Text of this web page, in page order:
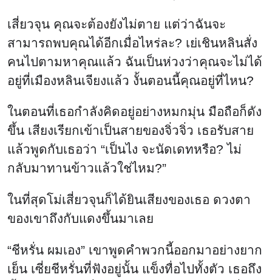
เสี่ยวจุน คุณจะต้องยังไม่ตาย แต่ว่าฉันจะ
สามารถพบคุณได้อีกเมื่อไหร่ละ? เย่เชินหลินสั่ง
คนไปตามหาคุณแล้ว ฉันเป็นห่วงว่าคุณจะไม่ได้
อยู่ที่เมืองหลินเจียงแล้ว งั้นตอนนี้คุณอยู่ที่ไหน?
ในตอนที่เธอกำลังคิดอยู่อย่างหมกมุ่น มือถือก็ดัง
ขึ้น เสียงเรียกเข้าเป็นสายของจิ่วจิ่ว เธอรับสาย
แล้วพูดกับเธอว่า “เป็นไง จะนัดเดทหรือ? ไม่
กลับมาทานข้าวแล้วใช่ไหม?”
ในที่สุดโม่เสี่ยวจุนก็ได้ยินเสียงของเธอ ดวงตา
ของเขาถึงกับแดงขึ้นมาเลย
“ชีหรั่น ผมเอง” เขาพูดคำพวกนี้ออกมาอย่างยาก
เย็น เซี่ยชีหรั่นที่ฟังอยู่นั้น แข็งทื่อไปทั้งตัว เธอถึง